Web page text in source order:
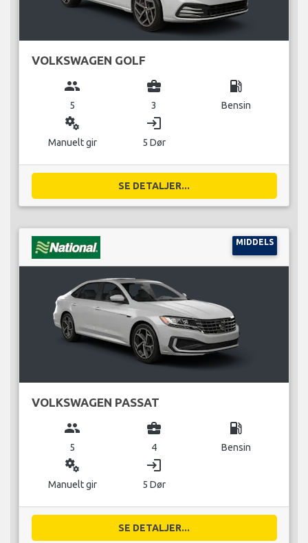
VOLKSWAGEN GOLF
group
5
business_center
3
local_gas_station
Bensin
miscellaneous_services
Manuelt gir
login
5 Dør
SE DETALJER...
MIDDELS
VOLKSWAGEN PASSAT
group
5
business_center
4
local_gas_station
Bensin
miscellaneous_services
Manuelt gir
login
5 Dør
SE DETALJER...